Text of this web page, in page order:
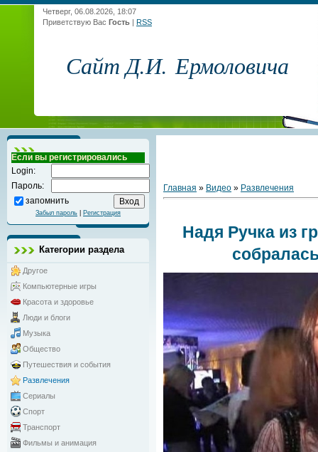
Четверг, 06.08.2026, 18:07
Приветствую Вас Гость | RSS
Сайт Д.И. Ермоловича
Если вы регистрировались
Login:
Пароль:
запомнить
Забыл пароль Регистрация
Категории раздела
Другое
Компьютерные игры
Красота и здоровье
Люди и блоги
Музыка
Общество
Путешествия и события
Развлечения
Сериалы
Спорт
Транспорт
Фильмы и анимация
Главная » Видео » Развлечения
Надя Ручка из